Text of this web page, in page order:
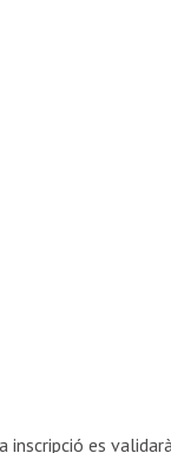
inscripció es